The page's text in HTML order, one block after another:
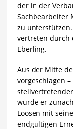
der in der
Sachbearbeiter
zu
vertreten durch
Eberling.
Aus der Mitte
vorgeschlagen
wurde er
Loosen mit
endgültigen